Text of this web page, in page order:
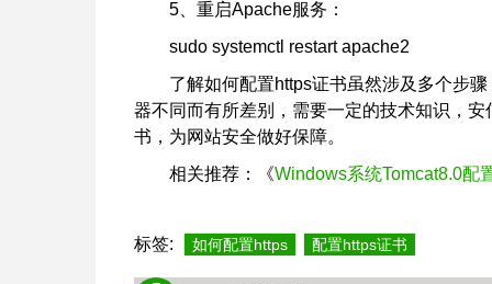
5、重启Apache服务：
sudo systemctl restart apache2
了解如何配置https证书虽然涉及多个步
器不同而有所差别，需要一定的技术知识，
书，为网站安全做好保障。
相关推荐：《Windows系统Tomcat8.0配
标签: 如何配置https 配置https证书